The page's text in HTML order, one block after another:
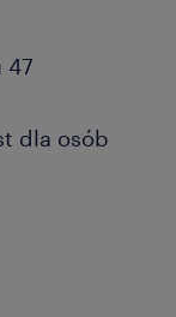
47
dla osób